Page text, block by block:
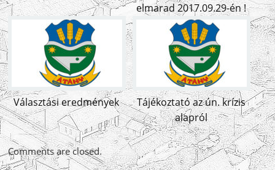
elmarad 2017.09.29-én !
Választási eredmények
Tájékoztató az ún. krízis
alapról
Comments are closed.